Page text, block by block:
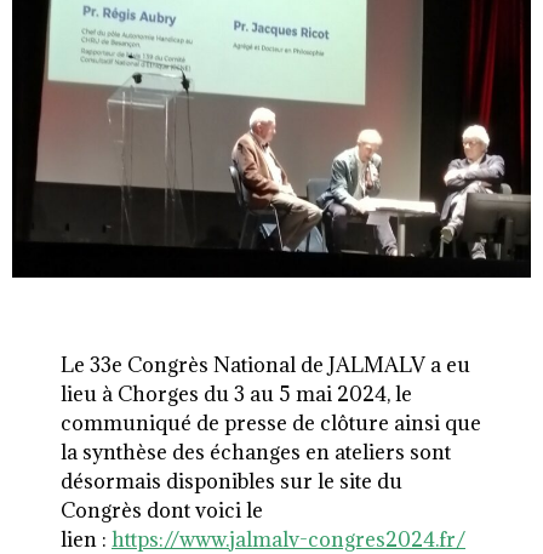
Le 33e Congrès National de JALMALV a eu
lieu à Chorges du 3 au 5 mai 2024, le
communiqué de presse de clôture ainsi que
la synthèse des échanges en ateliers sont
désormais disponibles sur le site du
Congrès dont voici le
lien : https://www.jalmalv-congres2024.fr/